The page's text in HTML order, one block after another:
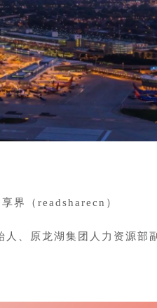
界（readsharecn）
、原龙湖集团人力资源部